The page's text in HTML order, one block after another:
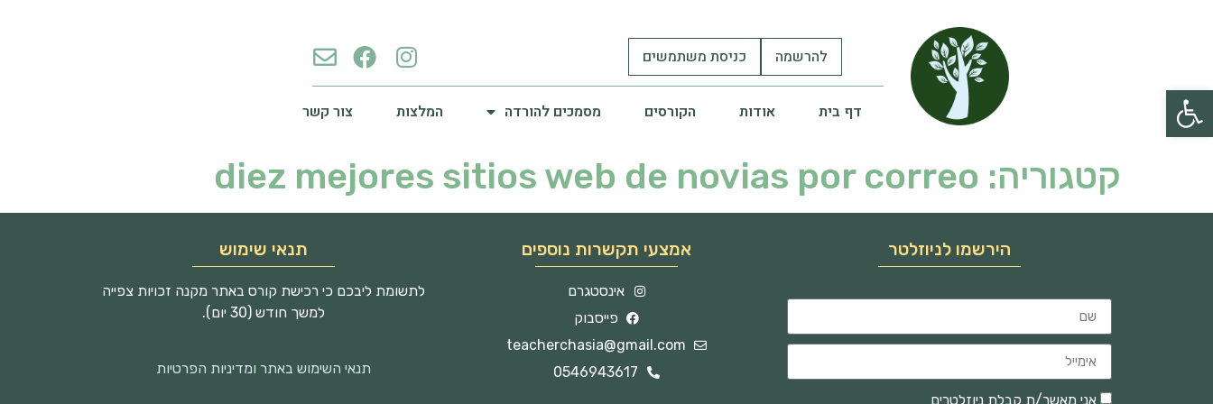
פתח סרגל נגישות
להרשמה כניסת משתמשים
דף בית אודות הקורסים מסמכים להורדה המלצות צור קשר
קטגוריה: diez mejores sitios web de novias por correo
הירשמו לניוזלטר
אני מאשר/ת קבלת ניוזלטרים
אמצעי תקשרות נוספים
אינסטגרם
פייסבוק
teacherchasia@gmail.com
0546943617
תנאי שימוש
לתשומת ליבכם כי רכישת קורס באתר מקנה זכויות צפייה
למשך חודש (30 יום).
תנאי השימוש באתר ומדיניות הפרטיות